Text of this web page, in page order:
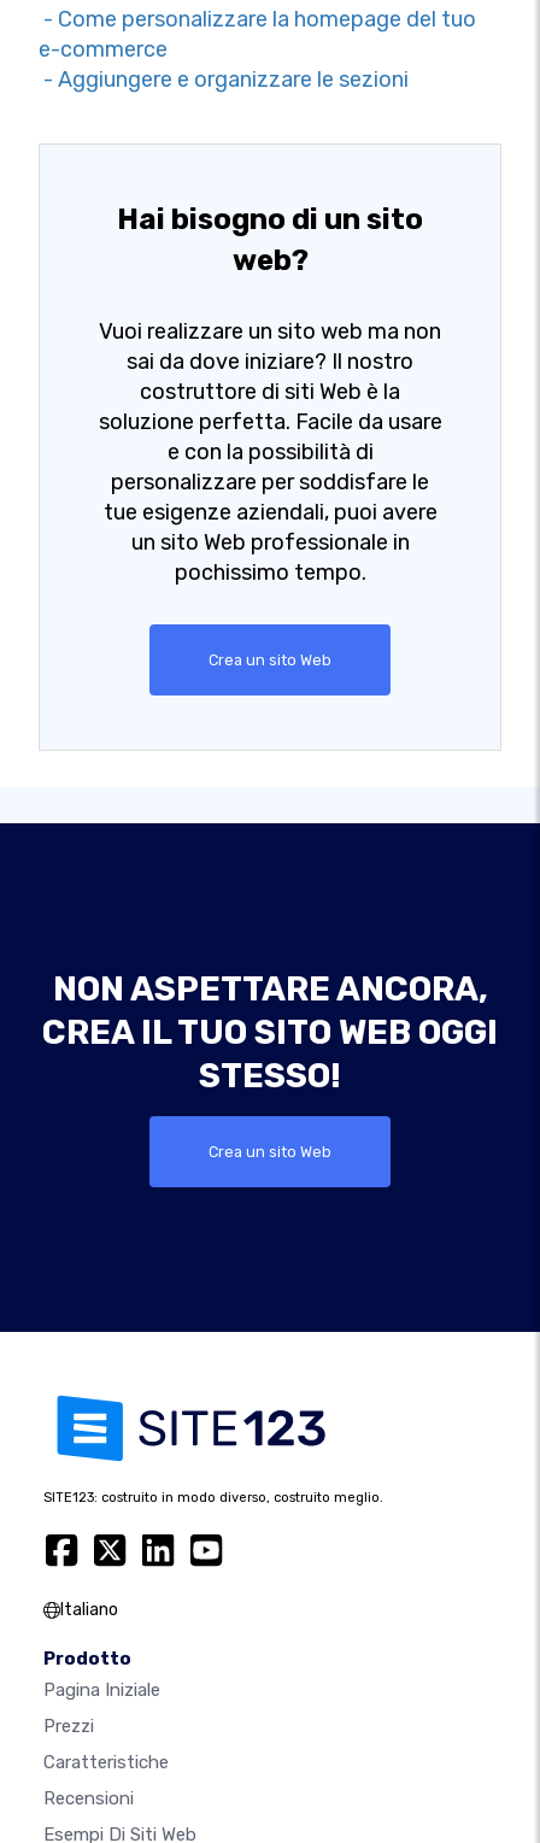
- Come personalizzare la homepage del tuo
e-commerce
- Aggiungere e organizzare le sezioni
Hai bisogno di un sito
web?
Vuoi realizzare un sito web ma non
sai da dove iniziare? Il nostro
costruttore di siti Web è la
soluzione perfetta. Facile da usare
e con la possibilità di
personalizzare per soddisfare le
tue esigenze aziendali, puoi avere
un sito Web professionale in
pochissimo tempo.
Crea un sito Web
NON ASPETTARE ANCORA,
CREA IL TUO SITO WEB OGGI
STESSO!
Crea un sito Web
SITE123: costruito in modo diverso, costruito meglio.
Italiano
Prodotto
Pagina Iniziale
Prezzi
Caratteristiche
Recensioni
Esempi Di Siti Web